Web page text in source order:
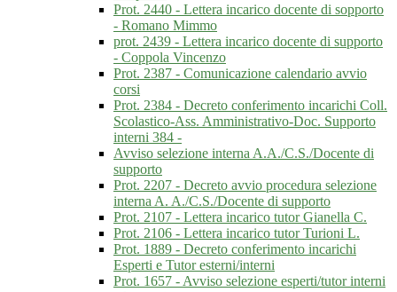
Prot. 2440 - Lettera incarico docente di sopporto
- Romano Mimmo
prot. 2439 - Lettera incarico docente di supporto
- Coppola Vincenzo
Prot. 2387 - Comunicazione calendario avvio
corsi
Prot. 2384 - Decreto conferimento incarichi Coll.
Scolastico-Ass. Amministrativo-Doc. Supporto
interni 384 -
Avviso selezione interna A.A./C.S./Docente di
supporto
Prot. 2207 - Decreto avvio procedura selezione
interna A. A./C.S./Docente di supporto
Prot. 2107 - Lettera incarico tutor Gianella C.
Prot. 2106 - Lettera incarico tutor Turioni L.
Prot. 1889 - Decreto conferimento incarichi
Esperti e Tutor esterni/interni
Prot. 1657 - Avviso selezione esperti/tutor interni